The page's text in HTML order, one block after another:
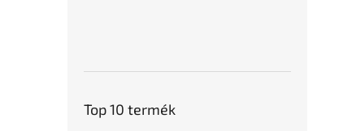
Top 10 termék